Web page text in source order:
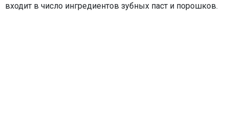
входит в число ингредиентов зубных паст и порошков.